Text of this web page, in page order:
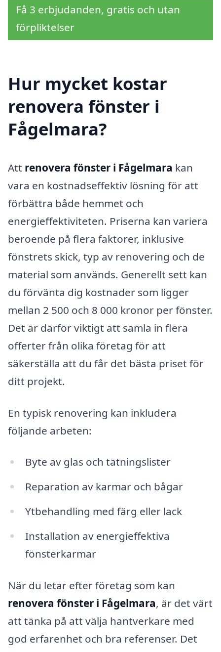
Få 3 erbjudanden, gratis och utan
förpliktelser
Hur mycket kostar
renovera fönster i
Fågelmara?
Att renovera fönster i Fågelmara kan
vara en kostnadseffektiv lösning för att
förbättra både hemmet och
energieffektiviteten. Priserna kan variera
beroende på flera faktorer, inklusive
fönstrets skick, typ av renovering och de
material som används. Generellt sett kan
du förvänta dig kostnader som ligger
mellan 2 500 och 8 000 kronor per fönster.
Det är därför viktigt att samla in flera
offerter från olika företag för att
säkerställa att du får det bästa priset för
ditt projekt.
En typisk renovering kan inkludera
följande arbeten:
Byte av glas och tätningslister
Reparation av karmar och bågar
Ytbehandling med färg eller lack
Installation av energieffektiva
fönsterkarmar
När du letar efter företag som kan
renovera fönster i Fågelmara, är det värt
att tänka på att välja hantverkare med
god erfarenhet och bra referenser. Det